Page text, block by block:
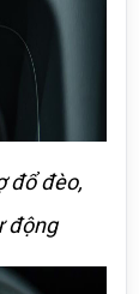
đổ đèo,
động